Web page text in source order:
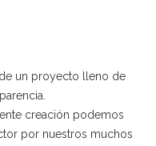
un proyecto lleno de
creación podemos
por nuestros muchos